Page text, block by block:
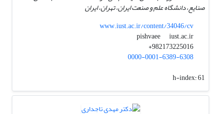
صنایع، دانشگاه علم و صنعت ایران، تهران، ایران
www.iust.ac.ir/content/34046/cv
pishvaee
iust.ac.ir
982173225016+
0000-0001-6389-6308
h-index:61